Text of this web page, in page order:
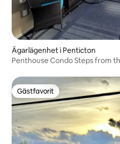
Ägarlägenhet i Penticton
Penthouse Condo Steps from
Gästfavorit
Gästfavorit